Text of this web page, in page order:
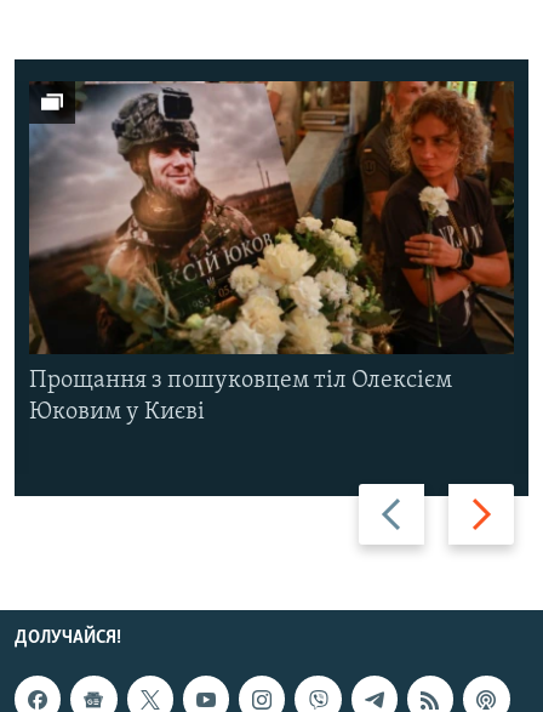
Назад Вперед
Прощання з пошуковцем тіл Олексієм
Юковим у Києві
ДОЛУЧАЙСЯ!